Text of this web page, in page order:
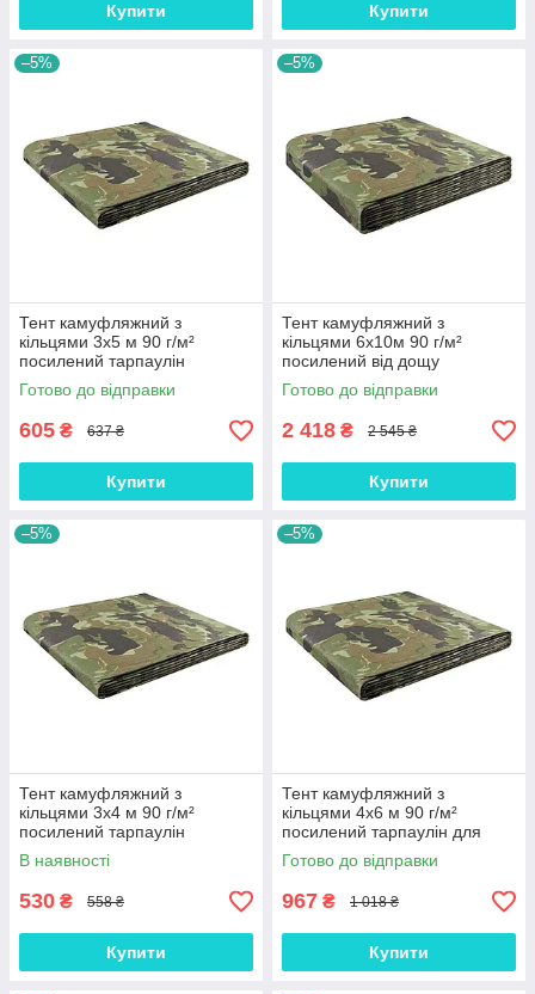
Купити Купити
–5%
Тент камуфляжний з
кільцями 3х5 м 90 г/м²
посилений тарпаулін
універсальний господарський
(ml-26586)
Готово до відправки
605 ₴ 637 ₴
Купити
–5%
Тент камуфляжний з
кільцями 6х10м 90 г/м²
посилений від дощу
господарський
непромокальний (ml-27874)
Готово до відправки
2 418 ₴ 2 545 ₴
Купити
–5%
Тент камуфляжний з
кільцями 3х4 м 90 г/м²
посилений тарпаулін
універсальний господарський
(ml-26585)
В наявності
530 ₴ 558 ₴
Купити
–5%
Тент камуфляжний з
кільцями 4х6 м 90 г/м²
посилений тарпаулін для
укриття зерна
водонепроникний (ml-26547)
Готово до відправки
967 ₴ 1 018 ₴
Купити